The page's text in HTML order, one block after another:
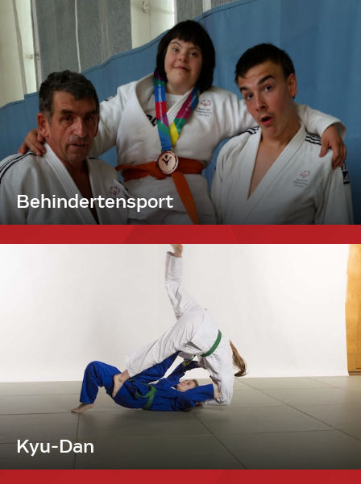
Behindertensport
Kyu-Dan